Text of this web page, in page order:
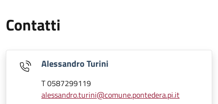
Contatti
Alessandro Turini
T 0587299119
alessandro.turini@comune.pontedera.pi.it